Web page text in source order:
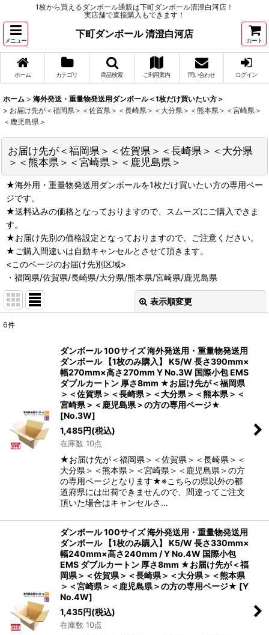
1枚から買えるダンボール通販は下町ダンボール清澄白河店！
実店舗で直接購入もできます！
メニュー
下町ダンボール 清澄白河店
カート
ホーム カテゴリ 商品検索 ご利用案内 問い合わせ ログイン
ホーム > 海外発送・重量物発送用ダンボール＜1枚だけ買いたい方＞
> お届け先が＜福岡県＞＜佐賀県＞＜長崎県＞＜大分県＞＜熊本県＞＜宮崎県＞
＜鹿児島県＞
お届け先が＜福岡県＞＜佐賀県＞＜長崎県＞＜大分県
＞＜熊本県＞＜宮崎県＞＜鹿児島県＞
★海外用・重量物発送用ダンボールを1枚だけ買いたい方の専用ペー
ジです。
★送料込みの価格となっておりますので、スムーズにご購入できま
す。
★お届け先別の価格設定となっておりますので、ご注意ください。
★ご購入間違いは自動キャンセルとさせて頂きます。
<このページのお届け先別区域>
・福岡県/佐賀県/長崎県/大分県/熊本県/宮崎県/鹿児島県
表示順変更
絞り込む
6件
ダンボール 100サイズ 海外発送用・重量物発送用
ダンボール 【1枚のみ購入】 K5/W 長さ390mm×
幅270mm×高さ270mm Y No.3W 国際小包 EMS
ダブルカートン 厚さ8mm ★お届け先が＜福岡県
＞＜佐賀県＞＜長崎県＞＜大分県＞＜熊本県＞＜
宮崎県＞＜鹿児島県＞の方の専用ページ★
[No.3W]
1,485円(税込)
在庫数 10点
★お届け先が＜福岡県＞＜佐賀県＞＜長崎県＞＜
大分県＞＜熊本県＞＜宮崎県＞＜鹿児島県＞の方
の専用ページとなります★※こちらの県以外の都
道府県には出荷できませんので、間違ってご注文
頂いた場合はキャンセルさ…
ダンボール 100サイズ 海外発送用・重量物発送用
ダンボール 【1枚のみ購入】 K5/W 長さ330mm×
幅240mm×高さ240mm / Y No.4W 国際小包
EMS ダブルカートン 厚さ8mm ★お届け先が＜福
岡県＞＜佐賀県＞＜長崎県＞＜大分県＞＜熊本県
＞＜宮崎県＞＜鹿児島県＞の方の専用ページ★ [Y
No.4W]
1,435円(税込)
在庫数 10点